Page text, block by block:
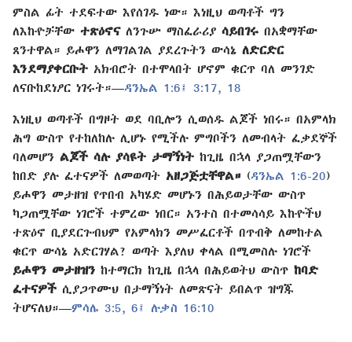
ምስል ፊት ተደፍተው እየሰገዱ ነው። እነዚህ ወጣቶች ግን
ለእኩዮቻቸው ተጽዕኖናለንጉሡ ማስፈራሪያ ሳይበገሩ በአቋማቸው
ጸንተዋል። ይሖዋን ለማገልገል ያደረጉትን ውሳኔ ለድርድር
እንደማያቀርቡት አክብሮት በተሞላበት ሆኖም ቁርጥ ባለ መንገድ
ለናቡከደነፆር ነገሩት።​—ዳንኤል 1:6፤ 3:17, 18
እነዚህ ወጣቶች በግዞት ወደ ባቢሎን ሲወሰዱ ልጆች ነበሩ። በአምላክ
ሕግ ውስጥ የተከለከሉ ሊሆኑ የሚችሉ ምግቦችን ለመብላት ፈቃደኞች
ባለመሆን ልጆች ሳሉ ያሳዩት ታማኝነት ከጊዜ በኋላ ያጋጠሟቸውን
ከበድ ያሉ ፈተናዎች ለመወጣት አዘጋጅቷቸዋል። (ዳንኤል 1:6-20)
ይሖዋን መታዘዝ የጥበብ አካሄድ መሆኑን በሕይወታቸው ውስጥ
ካጋጠሟቸው ነገሮች ተምረው ነበር። አንተስ በተመሳሳይ እኩዮችህ
ተጽዕኖ ቢያደርጉብህም የአምላክን መሥፈርቶች በጥብቅ ለመከተል
ቁርጥ ውሳኔ አድርገሃል? ወጣት እያለህ ቀላል በሚመስሉ ነገሮች
ይሖዋን መታዘዝን ከተማርክ ከጊዜ በኋላ በሕይወትህ ውስጥ ከባድ
ፈተናዎችሲያጋጥሙህ በታማኝነት ለመጽናት ይበልጥ ዝግጁ
ትሆናለህ።​—ምሳሌ 3:5, 6፤ ሉቃስ 16:10